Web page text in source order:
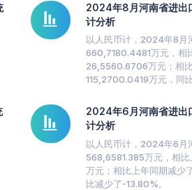
2024年8月河南省进出
计分析
以人民币计，2024年8月
660,7180.4481万元，相
26,5560.6706万元；相
115,2700.0419万元，同
2024年6月河南省进出
计分析
以人民币计，2024年6月
568,6581.385万元，相比
万元；相比上年同期减少
比减少了-13.80%。